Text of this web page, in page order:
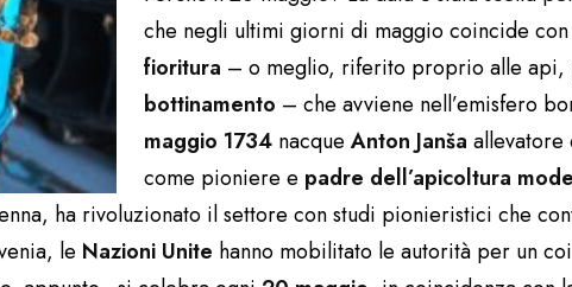
che negli ultimi giorni di maggio coincide
fioritura – o meglio, riferito proprio alle api,
bottinamento – che avviene nell’emisfero
maggio 1734 nacque Anton Janša allevatore
come pioniere e padre dell’apicoltura
ha rivoluzionato il settore con studi pionieristici che
le Nazioni Unite hanno mobilitato le autorità per un